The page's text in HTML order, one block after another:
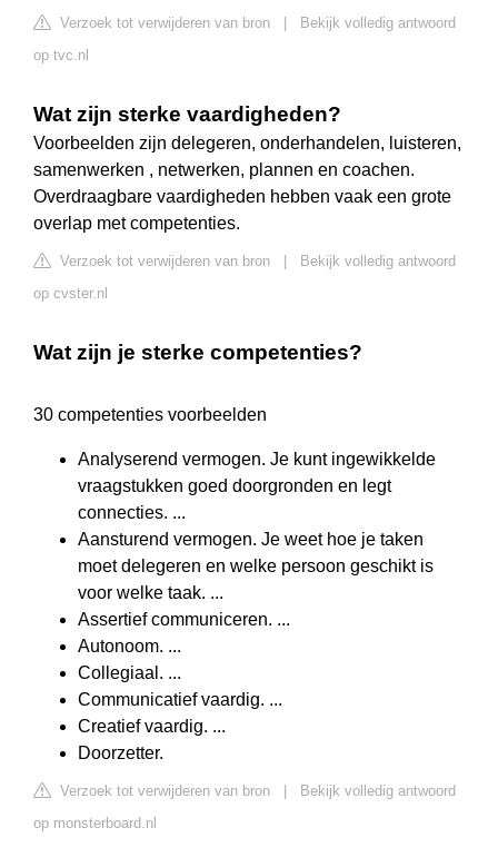
Verzoek tot verwijderen van bron
Bekijk volledig antwoord
op tvc.nl
Wat zijn sterke vaardigheden?
Voorbeelden zijn delegeren, onderhandelen, luisteren,
samenwerken , netwerken, plannen en coachen.
Overdraagbare vaardigheden hebben vaak een grote
overlap met competenties.
Verzoek tot verwijderen van bron
Bekijk volledig antwoord
op cvster.nl
Wat zijn je sterke competenties?
30 competenties voorbeelden
Analyserend vermogen. Je kunt ingewikkelde
vraagstukken goed doorgronden en legt
connecties. ...
Aansturend vermogen. Je weet hoe je taken
moet delegeren en welke persoon geschikt is
voor welke taak. ...
Assertief communiceren. ...
Autonoom. ...
Collegiaal. ...
Communicatief vaardig. ...
Creatief vaardig. ...
Doorzetter.
Verzoek tot verwijderen van bron
Bekijk volledig antwoord
op monsterboard.nl